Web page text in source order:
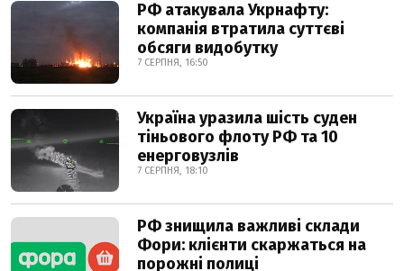
РФ атакувала Укрнафту:
компанія втратила суттєві
обсяги видобутку
7 СЕРПНЯ, 16:50
Україна уразила шість суден
тіньового флоту РФ та 10
енерговузлів
7 СЕРПНЯ, 18:10
РФ знищила важливі склади
Фори: клієнти скаржаться на
порожні полиці